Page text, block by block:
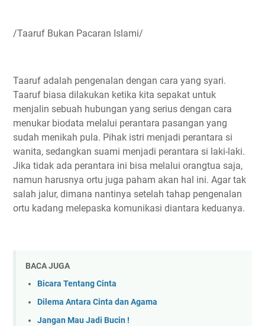
/Taaruf Bukan Pacaran Islami/
Taaruf adalah pengenalan dengan cara yang syari.
Taaruf biasa dilakukan ketika kita sepakat untuk
menjalin sebuah hubungan yang serius dengan cara
menukar biodata melalui perantara pasangan yang
sudah menikah pula. Pihak istri menjadi perantara si
wanita, sedangkan suami menjadi perantara si laki-laki.
Jika tidak ada perantara ini bisa melalui orangtua saja,
namun harusnya ortu juga paham akan hal ini. Agar tak
salah jalur, dimana nantinya setelah tahap pengenalan
ortu kadang melepaska komunikasi diantara keduanya.
BACA JUGA
Bicara Tentang Cinta
Dilema Antara Cinta dan Agama
Jangan Mau Jadi Bucin !